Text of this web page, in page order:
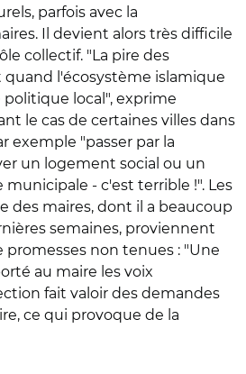
parfois avec la
Il devient alors très difficile
collectif. "La pire des
l'écosystème islamique
local", exprime
le cas de certaines villes dans
exemple "passer par la
un logement social ou un
- c'est terrible !". Les
des maires, dont il a beaucoup
semaines, proviennent
promesses non tenues : "Une
au maire les voix
fait valoir des demandes
ce qui provoque de la